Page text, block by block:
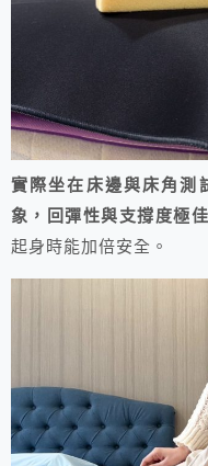
實際坐在床邊與床角測
象，回彈性與支撐度極佳
起身時能加倍安全。